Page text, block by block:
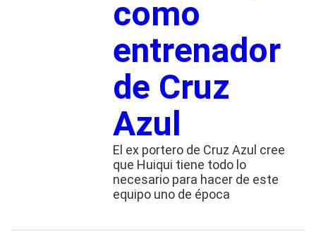
como
entrenador
de Cruz
Azul
El ex portero de Cruz Azul cree
que Huiqui tiene todo lo
necesario para hacer de este
equipo uno de época